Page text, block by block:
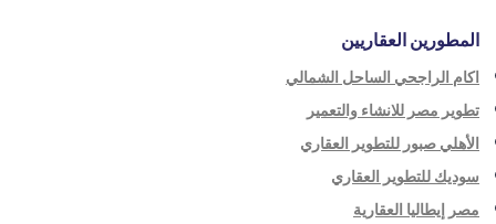
المطورين العقاريين
اكام الراجحي الساحل الشمالي
تطوير مصر للانشاء والتعمير
الأهلي صبور للتطوير العقاري
سوديك للتطوير العقاري
مصر إيطاليا العقارية